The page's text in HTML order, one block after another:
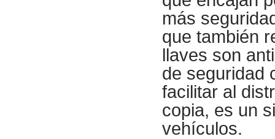
más
que también
llaves son
de seguridad
facilitar al
copia, es un
vehículos.